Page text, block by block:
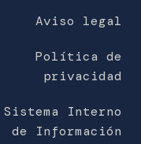
Aviso legal
Política de
privacidad
Sistema Interno
de Información